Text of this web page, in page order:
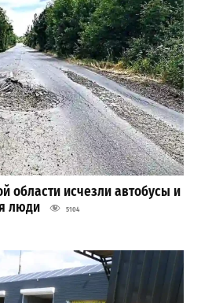
области исчезли автобусы и
люди
5104